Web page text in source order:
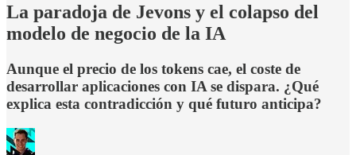
La paradoja de Jevons y el colapso del
modelo de negocio de la IA
Aunque el precio de los tokens cae, el coste de
desarrollar aplicaciones con IA se dispara. ¿Qué
explica esta contradicción y qué futuro anticipa?